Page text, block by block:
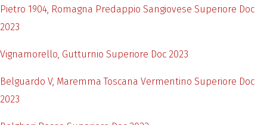
Pietro 1904, Romagna Predappio Sangiovese Superiore Doc
2023
Vignamorello, Gutturnio Superiore Doc 2023
Belguardo V, Maremma Toscana Vermentino Superiore Doc
2023